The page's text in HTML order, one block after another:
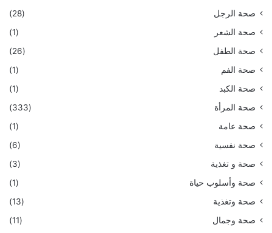
صحة الرجل
(28)
صحة الشعر
(1)
صحة الطفل
(26)
صحة الفم
(1)
صحة الكبد
(1)
صحة المرأة
(333)
صحة عامة
(1)
صحة نفسية
(6)
صحة و تغذية
(3)
صحة وأسلوب حياة
(1)
صحة وتغذية
(13)
صحة وجمال
(11)